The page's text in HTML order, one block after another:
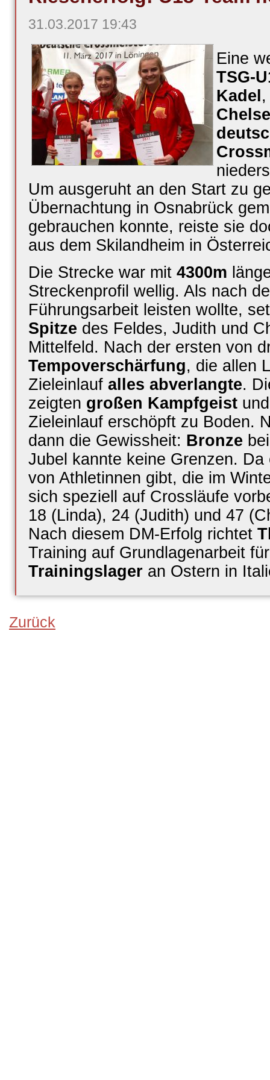
31.03.2017 19:43
Eine
TSG-
Kadel
Um ausgeruht an den Start zu
Übernachtung in Osnabrück
gebrauchen konnte, reiste sie
aus dem Skilandheim in
Die Strecke war mit 4300m
Streckenprofil wellig. Als nach
Führungsarbeit leisten wollte,
Spitze des Feldes, Judith und
Mittelfeld. Nach der ersten von
Tempoverschärfung, die allen
Zieleinlauf alles abverlangte.
zeigten großen Kampfgeist
Zieleinlauf erschöpft zu Boden.
dann die Gewissheit: Bronze
Jubel kannte keine Grenzen.
von Athletinnen gibt, die im
sich speziell auf Crossläufe
18 (Linda), 24 (Judith) und 47
Nach diesem DM-Erfolg richtet
Training auf Grundlagenarbeit
Trainingslager an Ostern in
Zurück